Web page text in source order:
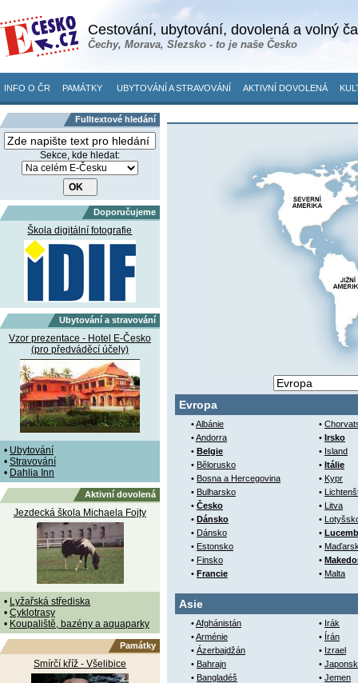
Cestování, ubytování, dovolená a volný
Čechy, Morava, Slezsko - to je naše Česko
INFO O ČR PAMÁTKY UBYTOVÁNÍ A STRAVOVÁNÍ AKTIVNÍ DOVOLENÁ
Fulltextové hledání
Sekce, kde hledat:
Doporučujeme
Škola digitální fotografie
Ubytování a stravování
Vzor prezentace - Hotel E-Česko
(pro předváděcí účely)
• Ubytování
• Stravování
• Dahlia Inn
Aktivní dovolená
Jezdecká škola Michaela Fojty
• Lyžařská střediska
• Cyklotrasy
• Koupaliště, bazény a aquaparky
Památky
Smírčí kříž - Všelibice
Evropa
•Albánie
•Andorra
• Belgie
• Bělorusko
• Bosna a Hercegovina
• Bulharsko
• Česko
• Dánsko
• Dánsko
• Estonsko
• Finsko
• Francie
•
• Irsko
• Island
• Itálie
• Kypr
•
• Litva
•
•
•
•
• Malta
Asie
•Afghánistán
•Arménie
• Ázerbajdžán
• Bahrajn
• Bangladéš
• Irák
• Írán
• Izrael
•
• Jemen